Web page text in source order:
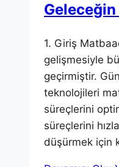
1. Giriş
gelişmesiyle
geçirmiştir.
teknolojileri
süreçlerini
süreçlerini
düşürmek için